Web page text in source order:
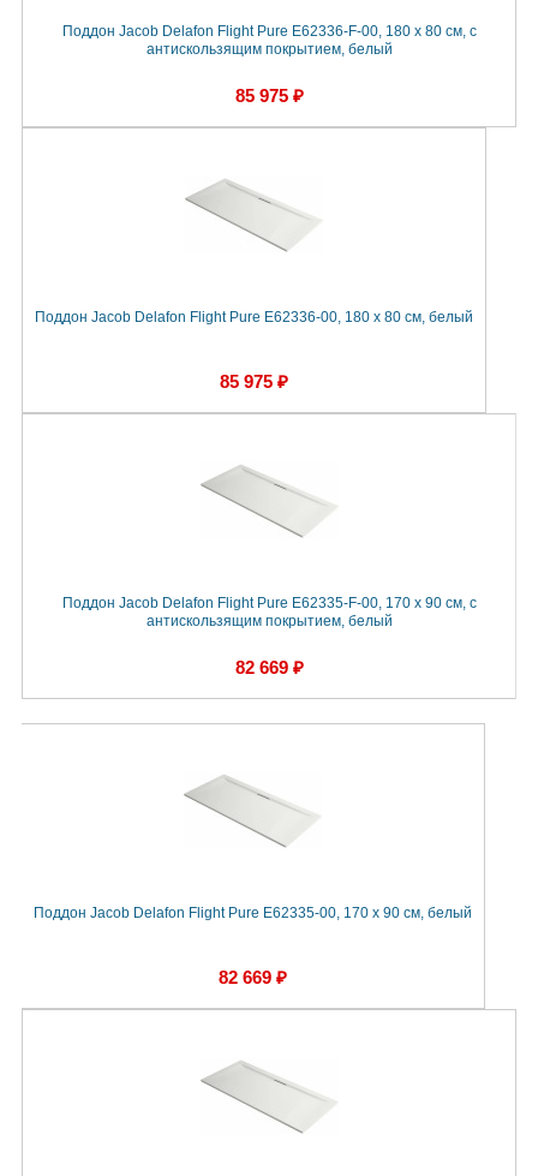
Поддон Jacob Delafon Flight Pure E62336-F-00, 180 x 80 см, с
антискользящим покрытием, белый
85 975 ₽
Поддон Jacob Delafon Flight Pure E62336-00, 180 x 80 см, белый
85 975 ₽
Поддон Jacob Delafon Flight Pure E62335-F-00, 170 x 90 см, с
антискользящим покрытием, белый
82 669 ₽
Поддон Jacob Delafon Flight Pure E62335-00, 170 x 90 см, белый
82 669 ₽